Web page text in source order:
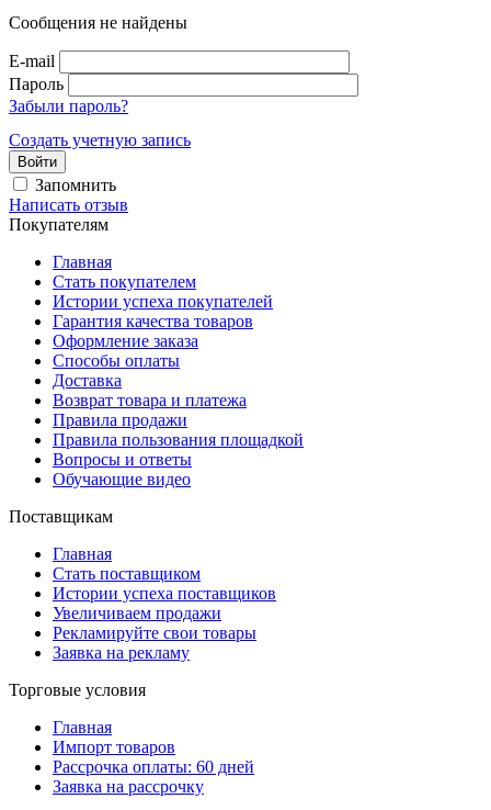
Сообщения не найдены
E-mail
Пароль
Забыли пароль?
Создать учетную запись
Войти
Запомнить
Написать отзыв
Покупателям
Главная
Стать покупателем
Истории успеха покупателей
Гарантия качества товаров
Оформление заказа
Способы оплаты
Доставка
Возврат товара и платежа
Правила продажи
Правила пользования площадкой
Вопросы и ответы
Обучающие видео
Поставщикам
Главная
Стать поставщиком
Истории успеха поставщиков
Увеличиваем продажи
Рекламируйте свои товары
Заявка на рекламу
Торговые условия
Главная
Импорт товаров
Рассрочка оплаты: 60 дней
Заявка на рассрочку